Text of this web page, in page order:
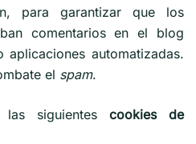
para garantizar que los
comentarios en el blog
aplicaciones automatizadas.
el spam.
siguientes cookies de